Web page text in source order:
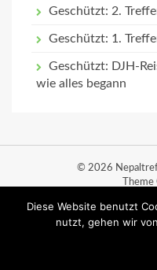
Geschützt: 2.
Geschützt: 1.
Geschützt: DJH-
wie alles begann
© 2026
Start Datenschutz
Diese Website benutzt
nutzt, gehen wir